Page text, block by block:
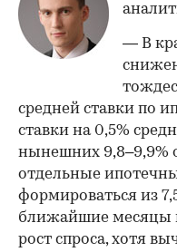
— В
средней ставки по
ставки на 0,5%
нынешних 9,8–9,9%
отдельные
формироваться из
ближайшие месяцы
рост спроса, хотя